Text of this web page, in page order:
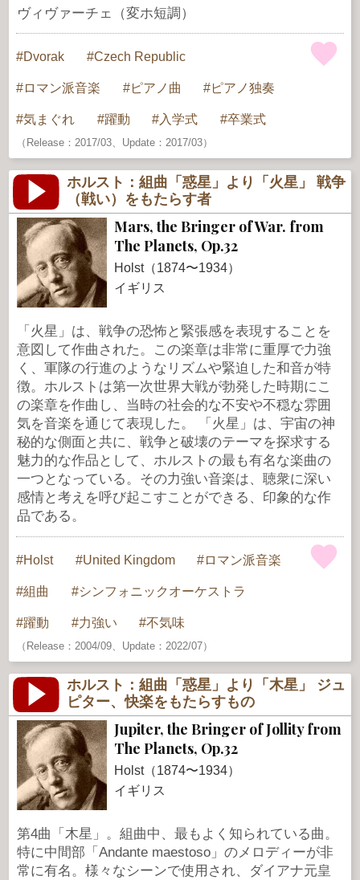
ヴィヴァーチェ（変ホ短調）
Dvorak Czech Republic
ロマン派音楽 ピアノ曲 ピアノ独奏
気まぐれ 躍動 入学式 卒業式
（Release：2017/03、Update：2017/03）
ホルスト：組曲「惑星」より「火星」 戦争
（戦い）をもたらす者
Mars, the Bringer of War. from
The Planets, Op.32
Holst（1874〜1934）
イギリス
「火星」は、戦争の恐怖と緊張感を表現することを
意図して作曲された。この楽章は非常に重厚で力強
く、軍隊の行進のようなリズムや緊迫した和音が特
徴。ホルストは第一次世界大戦が勃発した時期にこ
の楽章を作曲し、当時の社会的な不安や不穏な雰囲
気を音楽を通じて表現した。 「火星」は、宇宙の神
秘的な側面と共に、戦争と破壊のテーマを探求する
魅力的な作品として、ホルストの最も有名な楽曲の
一つとなっている。その力強い音楽は、聴衆に深い
感情と考えを呼び起こすことができる、印象的な作
品である。
Holst United Kingdom ロマン派音楽
組曲 シンフォニックオーケストラ
躍動 力強い 不気味
（Release：2004/09、Update：2022/07）
ホルスト：組曲「惑星」より「木星」 ジュ
ピター、快楽をもたらすもの
Jupiter, the Bringer of Jollity from
The Planets, Op.32
Holst（1874〜1934）
イギリス
第4曲「木星」。組曲中、最もよく知られている曲。
特に中間部「Andante maestoso」のメロディーが非
常に有名。様々なシーンで使用され、ダイアナ元皇